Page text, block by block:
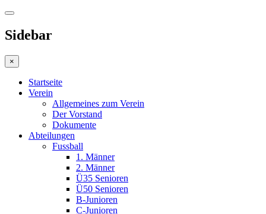
Sidebar
×
Startseite
Verein
Allgemeines zum Verein
Der Vorstand
Dokumente
Abteilungen
Fussball
1. Männer
2. Männer
Ü35 Senioren
Ü50 Senioren
B-Junioren
C-Junioren